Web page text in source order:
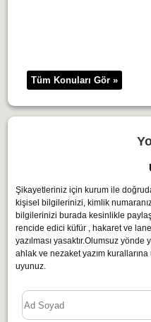
Tüm Konuları Gör »
Şikayetleriniz için kurum ile
kişisel bilgilerinizi, kimlik
bilgilerinizi burada kesinlikle
rencide edici küfür , hakaret ve
yazılması yasaktır.Olumsuz
ahlak ve nezaket yazım
uyunuz.